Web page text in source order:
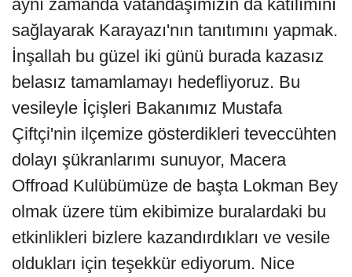
aynı zamanda vatandaşımızın da katılımını
sağlayarak Karayazı'nın tanıtımını yapmak.
İnşallah bu güzel iki günü burada kazasız
belasız tamamlamayı hedefliyoruz. Bu
vesileyle İçişleri Bakanımız Mustafa
Çiftçi'nin ilçemize gösterdikleri teveccühten
dolayı şükranlarımı sunuyor, Macera
Offroad Kulübümüze de başta Lokman Bey
olmak üzere tüm ekibimize buralardaki bu
etkinlikleri bizlere kazandırdıkları ve vesile
oldukları için teşekkür ediyorum. Nice